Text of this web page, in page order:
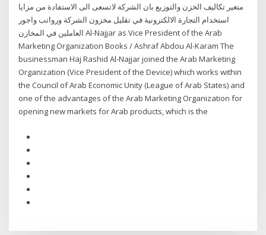
متغير تكاليف الخزن والتوزيع بان الشركة لاتسعى الى الاستفادة من مزايا
استخدام التجارة الالكترونية في تقليل مخزون الشركة ورواتب واجور
العاملين في المخازن Al-Najjar as Vice President of the Arab
Marketing Organization Books / Ashraf Abdou Al-Karam The
businessman Haj Rashid Al-Najjar joined the Arab Marketing
Organization (Vice President of the Device) which works within
the Council of Arab Economic Unity (League of Arab States) and
one of the advantages of the Arab Marketing Organization for
opening new markets for Arab products, which is the